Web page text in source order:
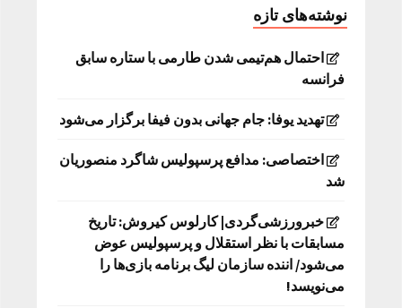
نوشته‌های تازه
احتمال هم‌تیمی شدن طارمی با ستاره سابق
فرانسه
تهدید یوفا: جام جهانی بدون فیفا برگزار می‌شود
اختصاصی: مدافع پرسپولیس شاگرد منصوریان
شد
خبرورزشی‌گردی| کارلوس کیروش: تاریخ
مسابقات با نظر استقلال و پرسپولیس عوض
می‌شود/ اننده سازمان لیگ برنامه بازی‌ها را
می‌نویسد!